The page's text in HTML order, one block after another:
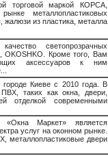
торговой маркой КОРСА,
металлопластиковых
жалюзи из пластика, металла
светопрозрачных
OKOSHKO. Кроме того, Вам
аксессуаров к ним
Киеве с 2010 года. В
таких как окна, двери,
отделкой современными
«Окна Маркет» является
услуг на оконном рынке.
металлопластиковые двери